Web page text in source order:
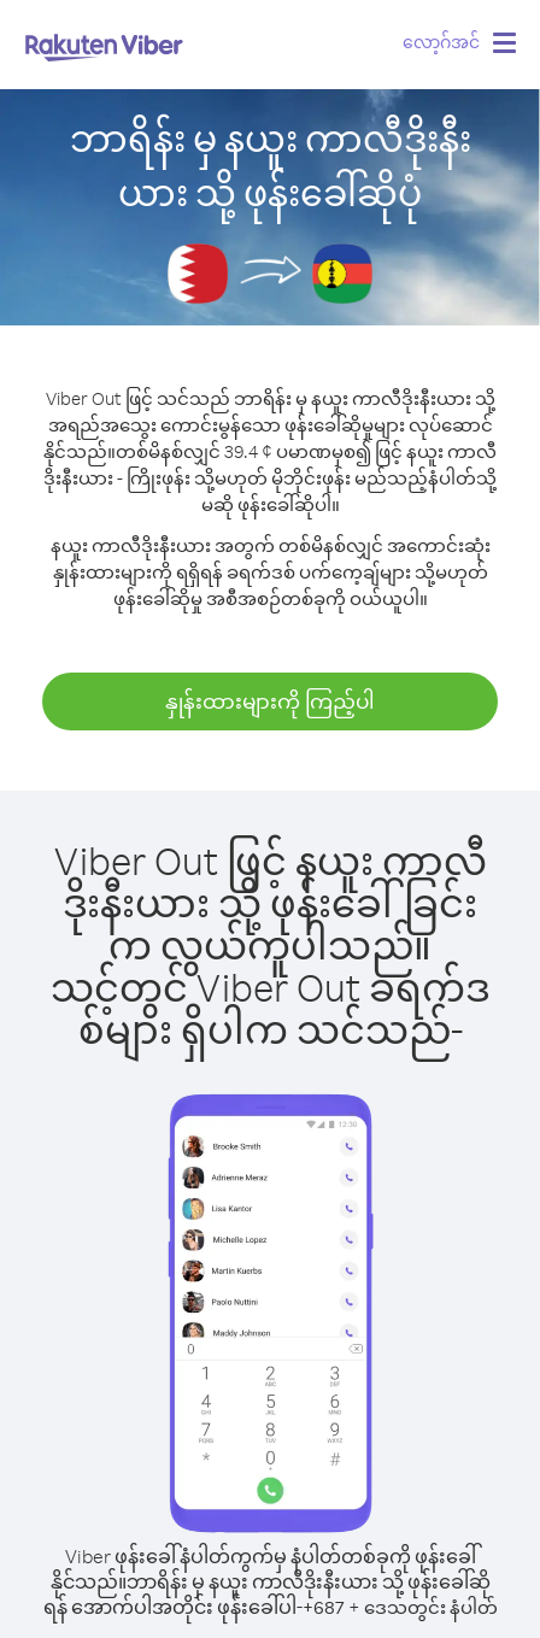
လော့ဂ်အင်
ဘာရိန်း မှ နယူး ကာလီဒိုးနီး
ယား သို့ ဖုန်းခေါ်ဆိုပုံ
Viber Out ဖြင့် သင်သည် ဘာရိန်း မှ နယူး ကာလီဒိုးနီးယား သို့
အရည်အသွေး ကောင်းမွန်သော ဖုန်းခေါ်ဆိုမှုများ လုပ်ဆောင်
နိုင်သည်။တစ်မိနစ်လျှင် 39.4 ¢ ပမာဏမှစ၍ ဖြင့် နယူး ကာလီ
ဒိုးနီးယား - ကြိုးဖုန်း သို့မဟုတ် မိုဘိုင်းဖုန်း မည်သည့်နံပါတ်သို့
မဆို ဖုန်းခေါ်ဆိုပါ။
နယူး ကာလီဒိုးနီးယား အတွက် တစ်မိနစ်လျှင် အကောင်းဆုံး
နှုန်းထားများကို ရရှိရန် ခရက်ဒစ် ပက်ကေ့ချ်များ သို့မဟုတ်
ဖုန်းခေါ်ဆိုမှု အစီအစဉ်တစ်ခုကို ဝယ်ယူပါ။
နှုန်းထားများကို ကြည့်ပါ
Viber Out ဖြင့် နယူး ကာလီ
ဒိုးနီးယား သို့ ဖုန်းခေါ်ခြင်း
က လွယ်ကူပါသည်။
သင့်တွင် Viber Out ခရက်ဒ
စ်များ ရှိပါက သင်သည်-
Viber ဖုန်းခေါ်နံပါတ်ကွက်မှ နံပါတ်တစ်ခုကို ဖုန်းခေါ်
နိုင်သည်။ဘာရိန်း မှ နယူး ကာလီဒိုးနီးယား သို့ ဖုန်းခေါ်ဆို
ရန် အောက်ပါအတိုင်း ဖုန်းခေါ်ပါ-+687+ ဒေသတွင်း နံပါတ်